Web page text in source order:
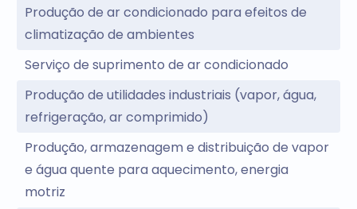
Produção de ar condicionado para efeitos de
climatização de ambientes
Serviço de suprimento de ar condicionado
Produção de utilidades industriais (vapor, água,
refrigeração, ar comprimido)
Produção, armazenagem e distribuição de vapor
e água quente para aquecimento, energia
motriz